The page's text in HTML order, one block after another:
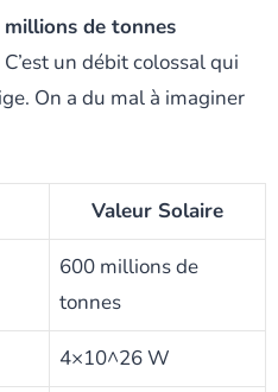
millions de tonnes
C’est un débit colossal qui
On a du mal à imaginer
Valeur Solaire
600 millions de
tonnes
4×10^26 W